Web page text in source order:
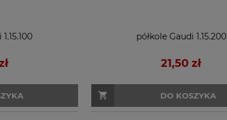
półkole Gaudi 1.15.200
21,50 zł
DO KOSZYKA